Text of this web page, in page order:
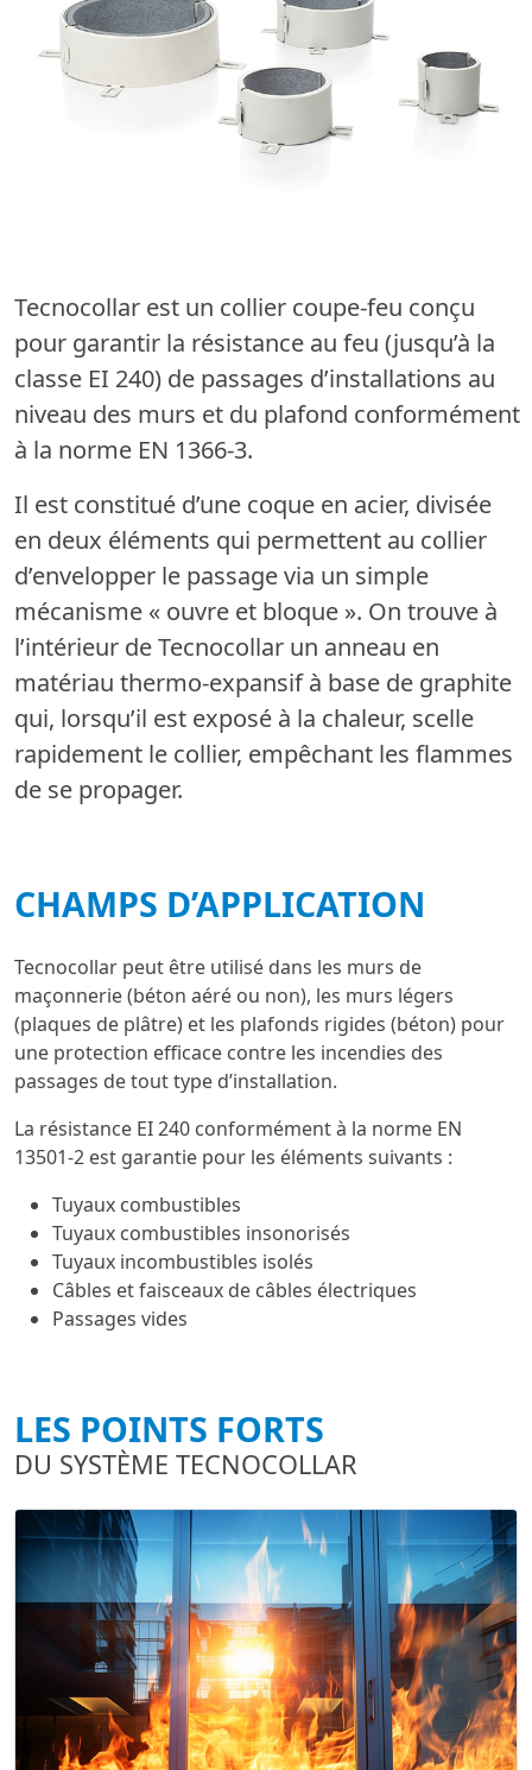
Tecnocollar est un collier coupe-feu conçu
pour garantir la résistance au feu (jusqu’à la
classe EI 240) de passages d’installations au
niveau des murs et du plafond conformément
à la norme EN 1366-3.
Il est constitué d’une coque en acier, divisée
en deux éléments qui permettent au collier
d’envelopper le passage via un simple
mécanisme « ouvre et bloque ». On trouve à
l’intérieur de Tecnocollar un anneau en
matériau thermo-expansif à base de graphite
qui, lorsqu’il est exposé à la chaleur, scelle
rapidement le collier, empêchant les flammes
de se propager.
CHAMPS D’APPLICATION
Tecnocollar peut être utilisé dans les murs de
maçonnerie (béton aéré ou non), les murs légers
(plaques de plâtre) et les plafonds rigides (béton) pour
une protection efficace contre les incendies des
passages de tout type d’installation.
La résistance EI 240 conformément à la norme EN
13501-2 est garantie pour les éléments suivants :
Tuyaux combustibles
Tuyaux combustibles insonorisés
Tuyaux incombustibles isolés
Câbles et faisceaux de câbles électriques
Passages vides
LES POINTS FORTS
DU SYSTÈME TECNOCOLLAR